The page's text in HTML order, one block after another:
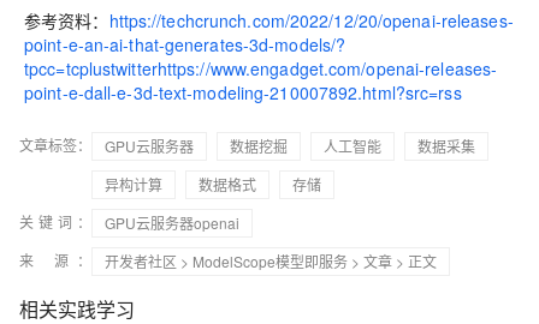
参考资料： https://techcrunch.com/2022/12/20/openai-releases-
point-e-an-ai-that-generates-3d-models/?
tpcc=tcplustwitterhttps://www.engadget.com/openai-releases-
point-e-dall-e-3d-text-modeling-210007892.html?src=rss
文章标签： GPU云服务器 数据挖掘 人工智能
数据采集
异构计算
数据格式
存储
关键词：
GPU云服务器openai
来 源：
开发者社区 > ModelScope模型即服务 > 文章 > 正文
相关实践学习